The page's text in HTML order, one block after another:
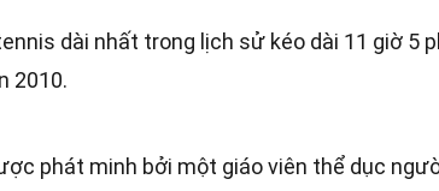
dài nhất trong lịch sử kéo dài 11 giờ 5
2010.
phát minh bởi một giáo viên thể dục